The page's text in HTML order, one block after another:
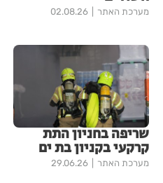
מערכת האתר 02.08.26
שריפה בחניון התת
קרקעי בקניון בת ים
מערכת האתר 29.06.26